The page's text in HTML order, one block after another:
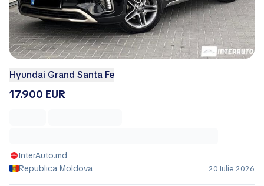
Hyundai Grand Santa Fe
17.900 EUR
InterAuto.md
Republica Moldova
20 Iulie 2026